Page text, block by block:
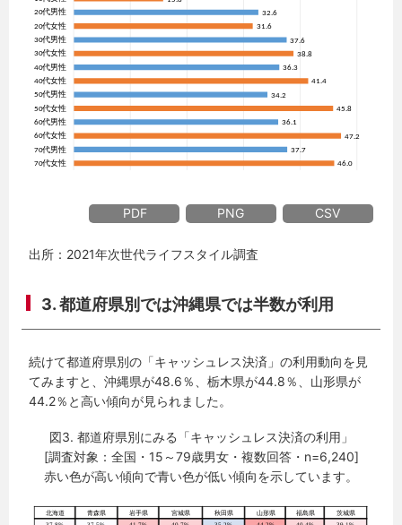
PDF PNG CSV
出所：2021年次世代ライフスタイル調査
3. 都道府県別では沖縄県では半数が利用
続けて都道府県別の「キャッシュレス決済」の利用動向を見
てみますと、沖縄県が48.6％、栃木県が44.8％、山形県が
44.2％と高い傾向が見られました。
図3. 都道府県別にみる「キャッシュレス決済の利用」
[調査対象：全国・15～79歳男女・複数回答・n=6,240]
赤い色が高い傾向で青い色が低い傾向を示しています。